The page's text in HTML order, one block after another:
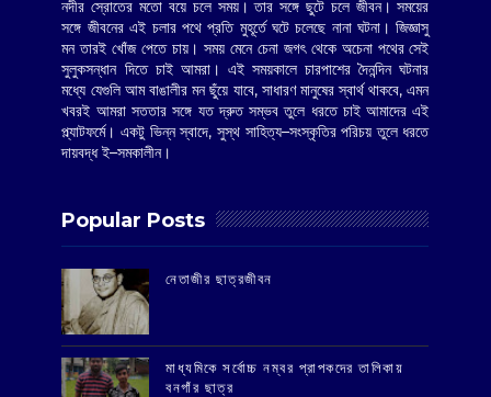
নদীর স্রোতের মতো বয়ে চলে সময়। তার সঙ্গে ছুটে চলে জীবন। সময়ের
সঙ্গে জীবনের এই চলার পথে প্রতি মুহূর্তে ঘটে চলেছে নানা ঘটনা। জিজ্ঞাসু
মন তারই খোঁজ পেতে চায়। সময় মেনে চেনা জগৎ থেকে অচেনা পথের সেই
সুলুকসন্ধান দিতে চাই আমরা। এই সময়কালে চারপাশের দৈনন্দিন ঘটনার
মধ্যে যেগুলি আম বাঙালীর মন ছুঁয়ে যাবে, সাধারণ মানুষের স্বার্থ থাকবে, এমন
খবরই আমরা সততার সঙ্গে যত দ্রুত সম্ভব তুলে ধরতে চাই আমাদের এই
প্ল্যাটফর্মে। একটু ভিন্ন স্বাদে, সুস্থ সাহিত্য–সংস্কৃতির পরিচয় তুলে ধরতে
দায়বদ্ধ ই–সমকালীন।
Popular Posts
‌নেতাজীর ছাত্রজীবন
মাধ্যমিকে সর্বোচ্চ নম্বর প্রাপকদের তালিকায়
বনগাঁর ছাত্র